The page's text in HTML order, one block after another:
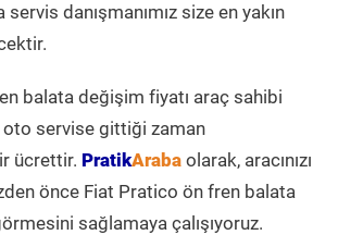
danışmanımız size en yakın
balata değişim fiyatı araç sahibi
oto servise gittiği zaman
ücrettir. PratikAraba olarak, aracınızı
önce Fiat Pratico ön fren balata
sağlamaya çalışıyoruz.